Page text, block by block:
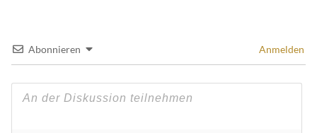
Abonnieren Anmelden